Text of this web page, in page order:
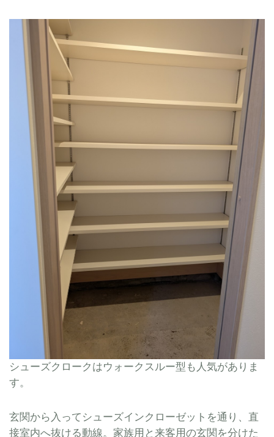
シューズクロークはウォークスルー型も人気がありま
す。
玄関から入ってシューズインクローゼットを通り、直
接室内へ抜ける動線。家族用と来客用の玄関を分けた